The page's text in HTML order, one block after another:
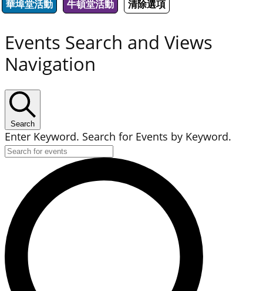
華埠堂活動 牛頓堂活動 清除選項
Events Search and Views
Navigation
Search
Enter Keyword. Search for Events by Keyword.